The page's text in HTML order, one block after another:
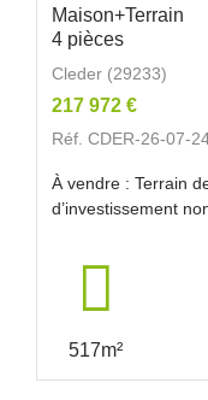
Maison+Terrain
4 pièces
Cleder (29233)
217 972 €
Réf. CDER-26-07-
À vendre : Terrain
d’investissement
517m²